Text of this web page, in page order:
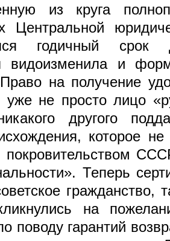
из круга
Центральной
годичный срок
видоизменила и
на получение
не просто лицо
другого
которое
покровительством
Теперь
гражданство,
на
поводу гарантий